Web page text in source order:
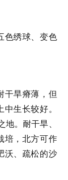
色绣球、变色
干旱瘠薄，但
生长较好。
。耐干旱、
培，北方可作
沃、疏松的沙